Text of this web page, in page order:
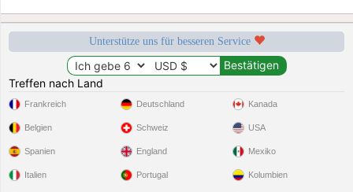
Unterstütze uns für besseren Service
Treffen nach Land
Frankreich
Belgien
Spanien
Italien
Deutschland
Schweiz
England
Portugal
Kanada
USA
Mexiko
Kolumbien